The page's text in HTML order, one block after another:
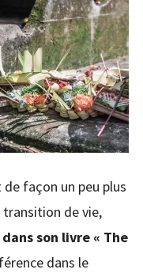
façon un peu plus
transition de vie,
son livre « The
dans le